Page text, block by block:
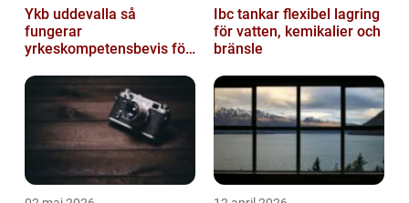
Ykb uddevalla så
fungerar
yrkeskompetensbevis för
Ibc tankar flexibel lagring
för vatten, kemikalier och
bränsle